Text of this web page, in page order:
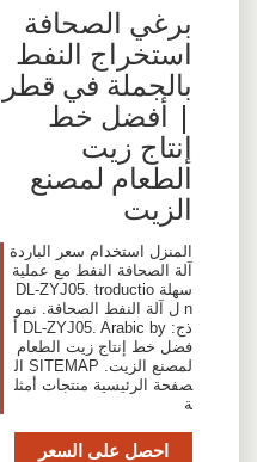
برغي الصحافة
استخراج النفط
بالجملة في قطر
| أفضل خط
إنتاج زيت
الطعام لمصنع
الزيت
المنزل استخدام سعر الباردة
آلة الصحافة النفط مع عملية
سهلة DL-ZYJ05. troductio
n ل آلة النفط الصحافة. نمو
ذج: DL-ZYJ05. Arabic by أ
فضل خط إنتاج زيت الطعام
لمصنع الزيت. SITEMAP ال
صفحة الرئيسية منتجات أمثل
ة
احصل على السعر